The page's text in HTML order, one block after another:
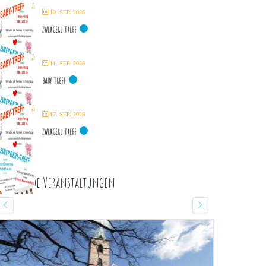
10. SEP. 2026
ZWERGERL-TREFF
11. SEP. 2026
BABY-TREFF
17. SEP. 2026
ZWERGERL-TREFF
Veranstaltungen